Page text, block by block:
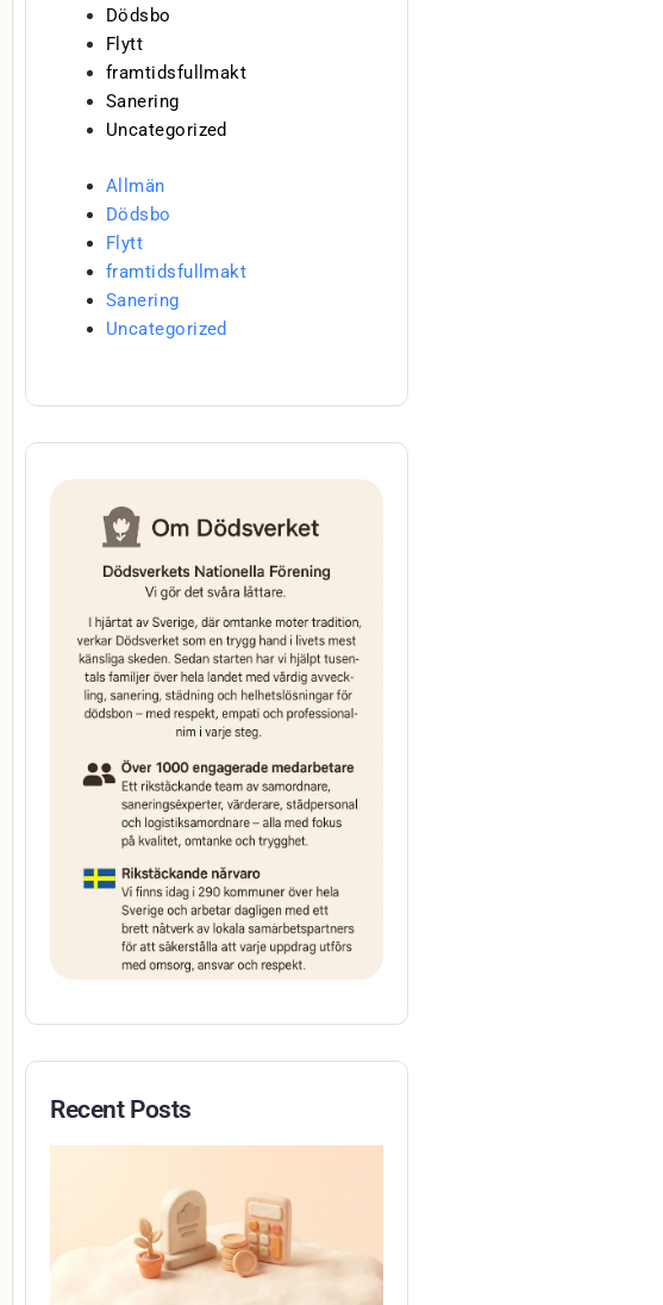
Dödsbo
Flytt
framtidsfullmakt
Sanering
Uncategorized
Allmän
Dödsbo
Flytt
framtidsfullmakt
Sanering
Uncategorized
Recent Posts